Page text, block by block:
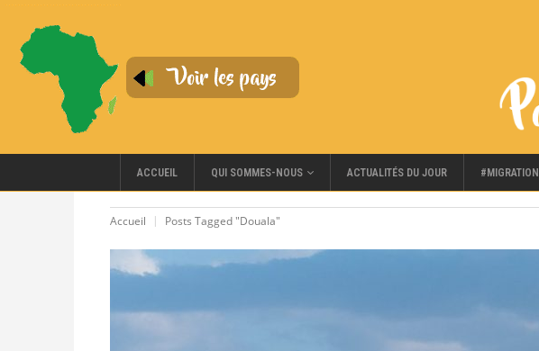
ACCUEIL QUI SOMMES-NOUS ACTUALITÉS DU JOUR #MIGRATION
Accueil Posts Tagged "Douala"